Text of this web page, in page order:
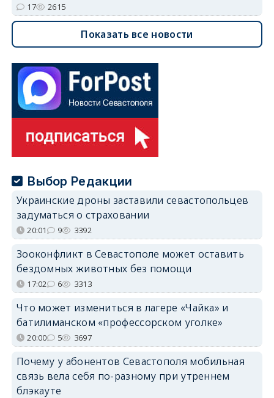
17 2615
Показать все новости
Выбор Редакции
Украинские дроны заставили севастопольцев
задуматься о страховании
20:01 9 3392
Зооконфликт в Севастополе может оставить
бездомных животных без помощи
17:02 6 3313
Что может измениться в лагере «Чайка» и
батилиманском «профессорском уголке»
20:00 5 3697
Почему у абонентов Севастополя мобильная
связь вела себя по-разному при утреннем
блэкауте